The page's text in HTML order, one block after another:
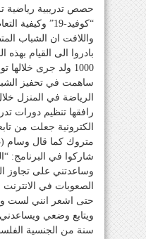
حصص تدريبية رياضية
“كوفيد-19” وكيفية التعاطي معه.
بادروا الى القيام
ساهمت في تحفيز
الرياضة في المنزل
رافقها تنظيم دورات
الكترونية جعلت من
شاركوا في البرنامج:
وساعدتني على تجاوز
الصعوبات في
حتى اشعر انني لست
سنة من الجنسية